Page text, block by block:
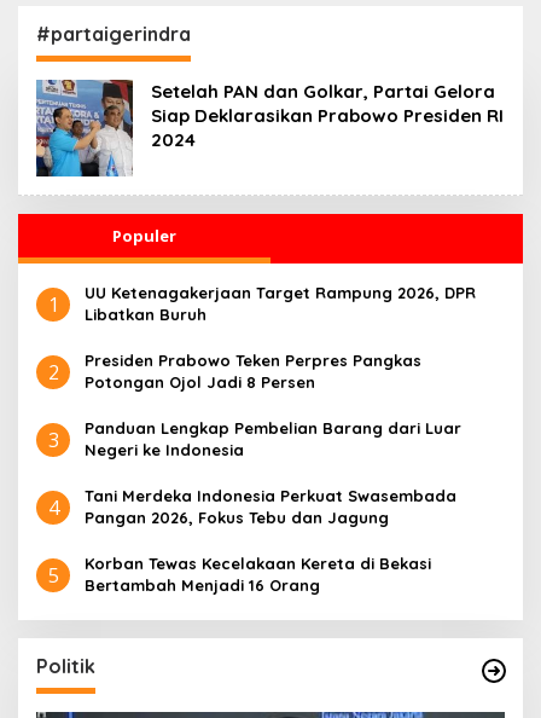
#partaigerindra
Setelah PAN dan Golkar, Partai Gelora
Siap Deklarasikan Prabowo Presiden RI
2024
Populer
1
UU Ketenagakerjaan Target Rampung 2026, DPR
Libatkan Buruh
2
Presiden Prabowo Teken Perpres Pangkas
Potongan Ojol Jadi 8 Persen
3
Panduan Lengkap Pembelian Barang dari Luar
Negeri ke Indonesia
4
Tani Merdeka Indonesia Perkuat Swasembada
Pangan 2026, Fokus Tebu dan Jagung
5
Korban Tewas Kecelakaan Kereta di Bekasi
Bertambah Menjadi 16 Orang
Politik